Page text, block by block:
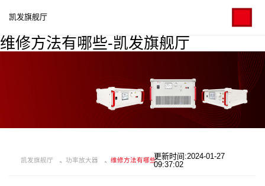
维修方法有哪些-凯发旗舰厅
凯发旗舰厅
凯发旗舰厅 功率放大器 维修方法有哪些更新时间:2024-01-27
09:37:02